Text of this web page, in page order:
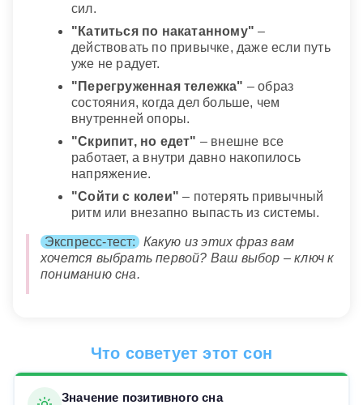
сил.
"Катиться по накатанному" –
действовать по привычке, даже если путь
уже не радует.
"Перегруженная тележка" – образ
состояния, когда дел больше, чем
внутренней опоры.
"Скрипит, но едет" – внешне все
работает, а внутри давно накопилось
напряжение.
"Сойти с колеи" – потерять привычный
ритм или внезапно выпасть из системы.
Экспресс-тест:
Какую из этих фраз вам
хочется выбрать первой? Ваш выбор – ключ к
пониманию сна.
Что советует этот сон
Значение позитивного сна